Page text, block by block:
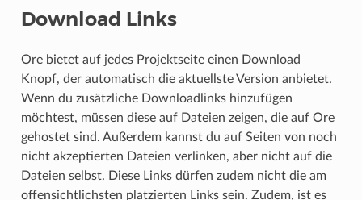
Download Links
Ore bietet auf jedes Projektseite einen Download
Knopf, der automatisch die aktuellste Version anbietet.
Wenn du zusätzliche Downloadlinks hinzufügen
möchtest, müssen diese auf Dateien zeigen, die auf Ore
gehostet sind. Außerdem kannst du auf Seiten von noch
nicht akzeptierten Dateien verlinken, aber nicht auf die
Dateien selbst. Diese Links dürfen zudem nicht die am
offensichtlichsten platzierten Links sein. Zudem, ist es